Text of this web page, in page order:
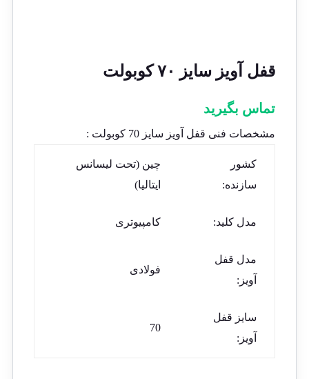
قفل آویز سایز ۷۰ کوبولت
تماس بگیرید
مشخصات فنی قفل آویز سایز 70 کوبولت :
کشور
سازنده:
چین (تحت لیسانس
ایتالیا)
مدل کلید: کامپیوتری
مدل قفل
آویز:
فولادی
سایز قفل
آویز:
70